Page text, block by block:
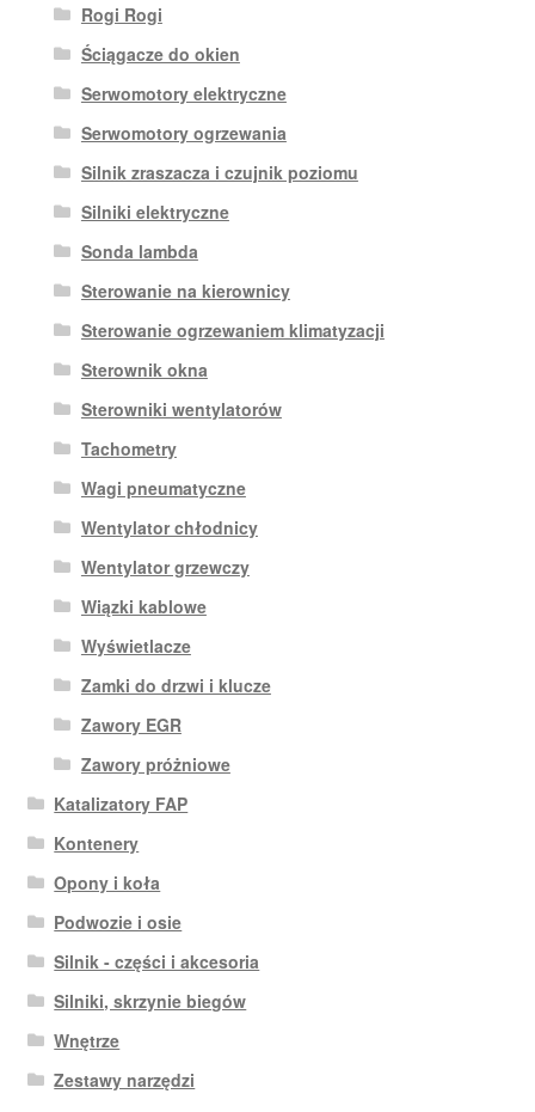
Rogi Rogi
Ściągacze do okien
Serwomotory elektryczne
Serwomotory ogrzewania
Silnik zraszacza i czujnik poziomu
Silniki elektryczne
Sonda lambda
Sterowanie na kierownicy
Sterowanie ogrzewaniem klimatyzacji
Sterownik okna
Sterowniki wentylatorów
Tachometry
Wagi pneumatyczne
Wentylator chłodnicy
Wentylator grzewczy
Wiązki kablowe
Wyświetlacze
Zamki do drzwi i klucze
Zawory EGR
Zawory próżniowe
Katalizatory FAP
Kontenery
Opony i koła
Podwozie i osie
Silnik - części i akcesoria
Silniki, skrzynie biegów
Wnętrze
Zestawy narzędzi